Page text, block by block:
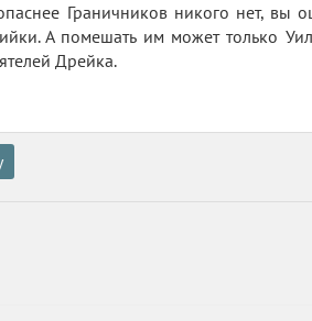
Граничников никого нет, вы
А помешать им может только
Дрейка.